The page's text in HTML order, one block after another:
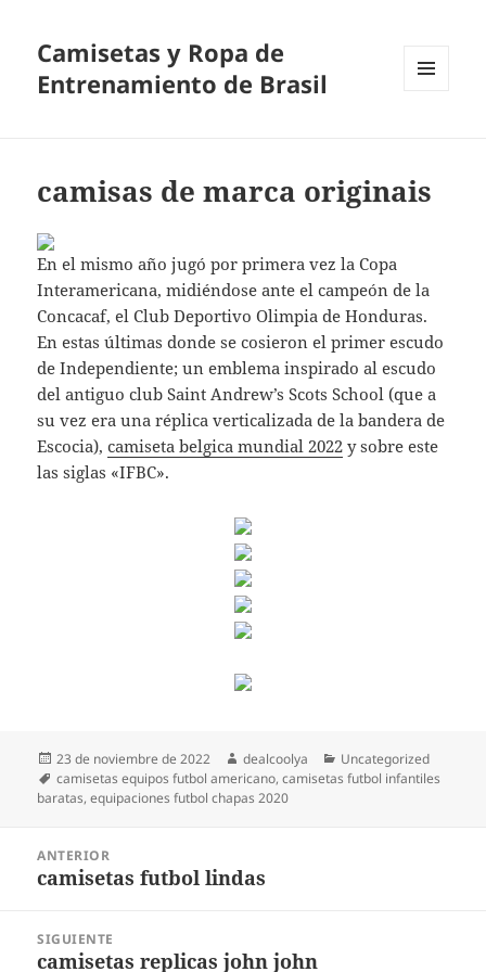
Camisetas y Ropa de
Entrenamiento de Brasil
camisas de marca originais
En el mismo año jugó por primera vez la Copa
Interamericana, midiéndose ante el campeón de la
Concacaf, el Club Deportivo Olimpia de Honduras.
En estas últimas donde se cosieron el primer escudo
de Independiente; un emblema inspirado al escudo
del antiguo club Saint Andrew’s Scots School (que a
su vez era una réplica verticalizada de la bandera de
Escocia),camiseta belgica mundial 2022 y sobre este
las siglas «IFBC».
Publicado
el
23 de noviembre de 2022 Autor
dealcoolya Categorías
Uncategorized
Etiquetas
camisetas equipos futbol americano,camisetas futbol infantiles
baratas,equipaciones futbol chapas 2020
entradas
ANTERIOR
Entrada
camisetas futbol lindas
SIGUIENTE
Entrada
camisetas replicas john john